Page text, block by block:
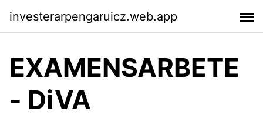
investerarpengaruicz.web.app
EXAMENSARBETE
- DiVA